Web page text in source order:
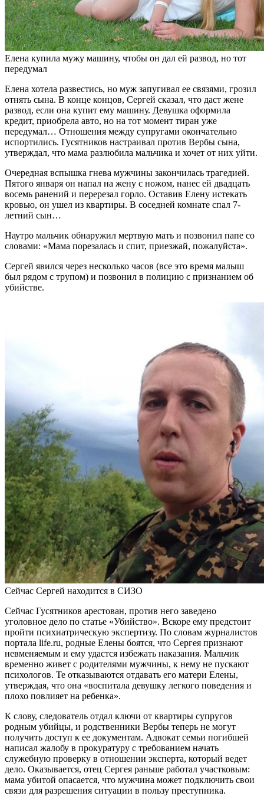
Елена купила мужу машину, чтобы он дал ей развод, но тот
передумал
Елена хотела развестись, но муж запугивал ее связями, грозил
отнять сына. В конце концов, Сергей сказал, что даст жене
развод, если она купит ему машину. Девушка оформила
кредит, приобрела авто, но на тот момент тиран уже
передумал… Отношения между супругами окончательно
испортились. Гусятников настраивал против Вербы сына,
утверждал, что мама разлюбила мальчика и хочет от них уйти.
Очередная вспышка гнева мужчины закончилась трагедией.
Пятого января он напал на жену с ножом, нанес ей двадцать
восемь ранений и перерезал горло. Оставив Елену истекать
кровью, он ушел из квартиры. В соседней комнате спал 7-
летний сын…
Наутро мальчик обнаружил мертвую мать и позвонил папе со
словами: «Мама порезалась и спит, приезжай, пожалуйста».
Сергей явился через несколько часов (все это время малыш
был рядом с трупом) и позвонил в полицию с признанием об
убийстве.
Сейчас Сергей находится в СИЗО
Сейчас Гусятников арестован, против него заведено
уголовное дело по статье «Убийство». Вскоре ему предстоит
пройти психиатрическую экспертизу. По словам журналистов
портала life.ru, родные Елены боятся, что Сергея признают
невменяемым и ему удастся избежать наказания. Мальчик
временно живет с родителями мужчины, к нему не пускают
психологов. Те отказываются отдавать его матери Елены,
утверждая, что она «воспитала девушку легкого поведения и
плохо повлияет на ребенка».
К слову, следователь отдал ключи от квартиры супругов
родным убийцы, и родственники Вербы теперь не могут
получить доступ к ее документам. Адвокат семьи погибшей
написал жалобу в прокуратуру с требованием начать
служебную проверку в отношении эксперта, который ведет
дело. Оказывается, отец Сергея раньше работал участковым:
мама убитой опасается, что мужчина может подключить свои
связи для разрешения ситуации в пользу преступника.